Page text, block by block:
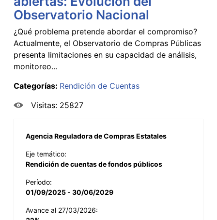
Observatorio Nacional
¿Qué problema pretende abordar el compromiso?
Actualmente, el Observatorio de Compras Públicas
presenta limitaciones en su capacidad de análisis,
monitoreo...
Categorías: Rendición de Cuentas
Visitas: 25827
Agencia Reguladora de Compras Estatales
Eje temático:
Rendición de cuentas de fondos públicos
Período:
01/09/2025 - 30/06/2029
Avance al 27/03/2026: